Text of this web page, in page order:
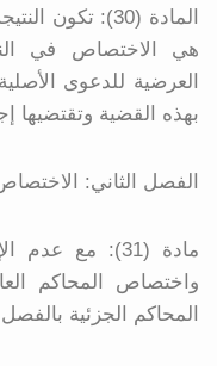
المادة (30):
هي الاختصاص في
العرضية للدعوى
بهذه القضية وتقتضيها
الفصل الثاني:
مادة (31): مع
واختصاص المحاكم
المحاكم الجزئية